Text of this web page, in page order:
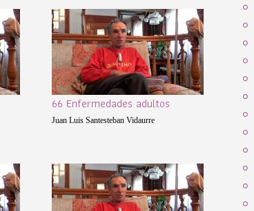
66 Enfermedades adultos
Juan Luis Santesteban Vidaurre